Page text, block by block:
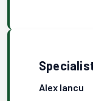
Alex Iancu